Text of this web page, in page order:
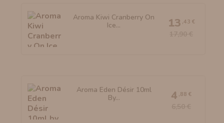
Aroma Kiwi Cranberry On
Ice...
13 ,43 €
Aroma Eden Désir 10ml
By...
4 ,88 €